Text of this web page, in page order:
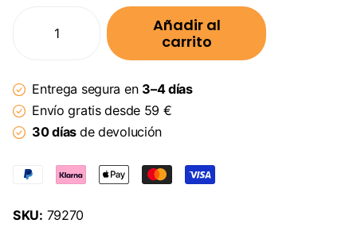
Añadir al
carrito
Entrega segura en 3–4 días
Envío gratis desde 59 €
30 días de devolución
SKU: 79270